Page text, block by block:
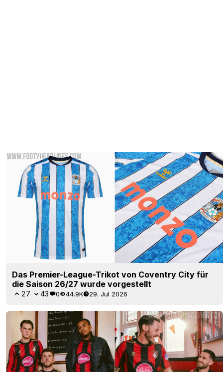
Das Premier-League-Trikot von Coventry City für
die Saison 26/27 wurde vorgestellt
27 43 0 44.9K 29. Jul 2026